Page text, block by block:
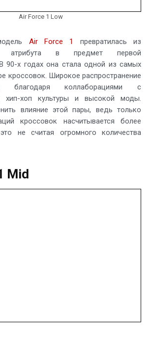
Air Force 1 Low
Air Force 1
превратилась из
атрибута в предмет первой
90-х годах она стала одной из самых
кроссовок. Широкое распространение
благодаря коллаборациями с
хип-хоп культуры и высокой моды.
влияние этой пары, ведь только
кроссовок насчитывается более
не считая огромного количества
Mid